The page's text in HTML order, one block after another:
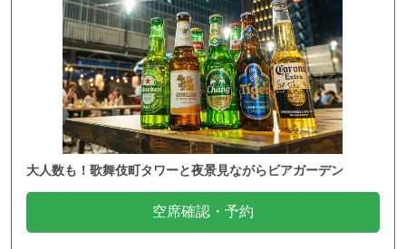
大人数も！歌舞伎町タワーと夜景見ながらビアガーデン
空席確認・予約